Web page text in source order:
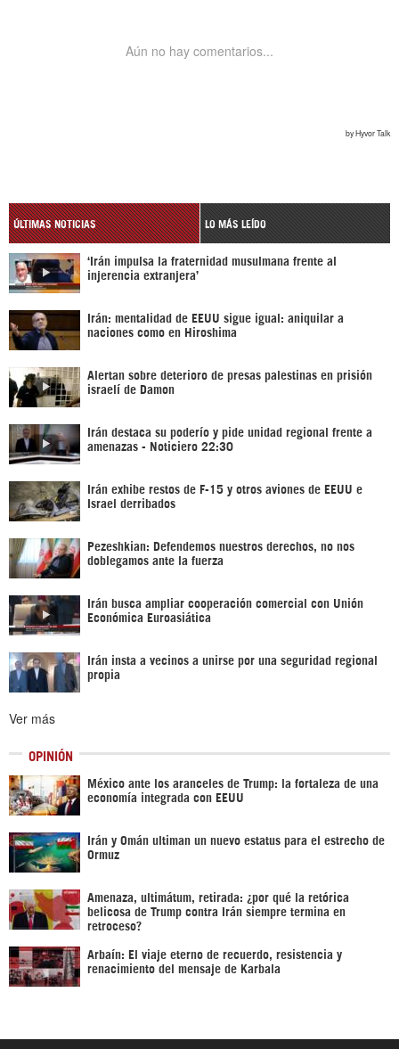
ÚLTIMAS NOTICIAS LO MÁS LEÍDO
‘Irán impulsa la fraternidad musulmana frente al
injerencia extranjera’
Irán: mentalidad de EEUU sigue igual: aniquilar a
naciones como en Hiroshima
Alertan sobre deterioro de presas palestinas en prisión
israelí de Damon
Irán destaca su poderío y pide unidad regional frente a
amenazas - Noticiero 22:30
Irán exhibe restos de F-15 y otros aviones de EEUU e
Israel derribados
Pezeshkian: Defendemos nuestros derechos, no nos
doblegamos ante la fuerza
Irán busca ampliar cooperación comercial con Unión
Económica Euroasiática
Irán insta a vecinos a unirse por una seguridad regional
propia
Ver más
OPINIÓN
México ante los aranceles de Trump: la fortaleza de una
economía integrada con EEUU
Irán y Omán ultiman un nuevo estatus para el estrecho de
Ormuz
Amenaza, ultimátum, retirada: ¿por qué la retórica
belicosa de Trump contra Irán siempre termina en
retroceso?
Arbaín: El viaje eterno de recuerdo, resistencia y
renacimiento del mensaje de Karbala